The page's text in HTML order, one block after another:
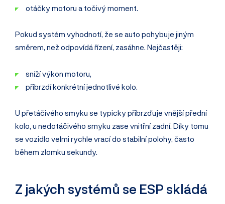
otáčky motoru a točivý moment.
Pokud systém vyhodnotí, že se auto pohybuje jiným
směrem, než odpovídá řízení, zasáhne. Nejčastěji:
sníží výkon motoru,
přibrzdí konkrétní jednotlivé kolo.
U přetáčivého smyku se typicky přibrzďuje vnější přední
kolo, u nedotáčivého smyku zase vnitřní zadní. Díky tomu
se vozidlo velmi rychle vrací do stabilní polohy, často
během zlomku sekundy.
Z jakých systémů se ESP skládá